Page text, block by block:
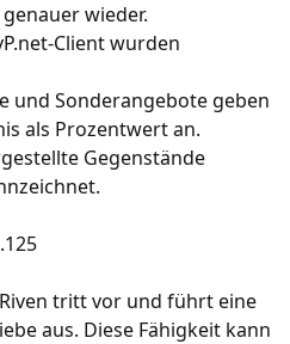
wieder.
Client wurden
und Sonderangebote geben
als Prozentwert an.
Gegenstände
tritt vor und führt eine
aus. Diese Fähigkeit kann